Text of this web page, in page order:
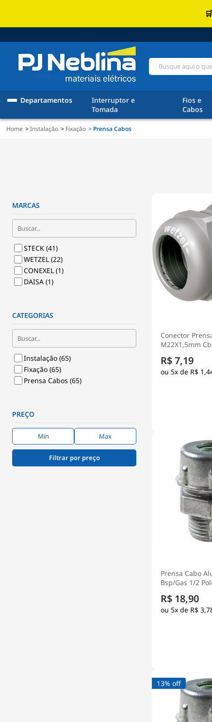
Departamentos
Interruptor e
Tomada
Fios e
Cabos
Home Instalação Fixação Prensa Cabos
MARCAS
STECK(41)
WETZEL(22)
CONEXEL(1)
DAISA(1)
CATEGORIAS
Instalação(65)
Fixação(65)
Prensa Cabos(65)
PREÇO
Filtrar por preço
Conector
M22X1,5mm
R$ 7,19
5x de R$
Prensa Cabo
Bsp/Gas 1/2
R$ 18,90
5x de R$
13% off